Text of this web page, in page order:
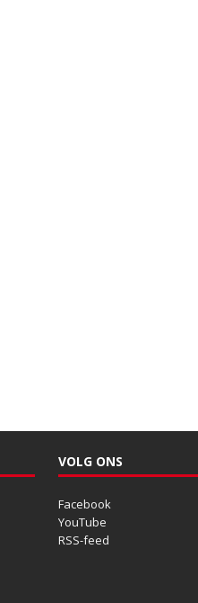
VOLG ONS
Facebook
YouTube
RSS-feed